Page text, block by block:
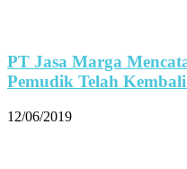
PT Jasa Marga
Pemudik Telah
12/06/2019